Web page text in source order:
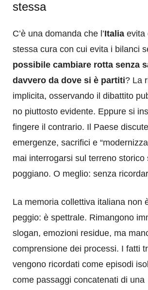
stessa
C’è una domanda che l’Italia evita
stessa cura con cui evita i bilanci
possibile cambiare rotta senza
davvero da dove si è partiti? La
implicita, osservando il dibattito
no piuttosto evidente. Eppure si
fingere il contrario. Il Paese
emergenze, sacrifici e
mai interrogarsi sul terreno storico
poggiano. O meglio: senza
La memoria collettiva italiana non
peggio: è spettrale. Rimangono
slogan, emozioni residue, ma
comprensione dei processi. I fatti
vengono ricordati come episodi
come passaggi concatenati di una